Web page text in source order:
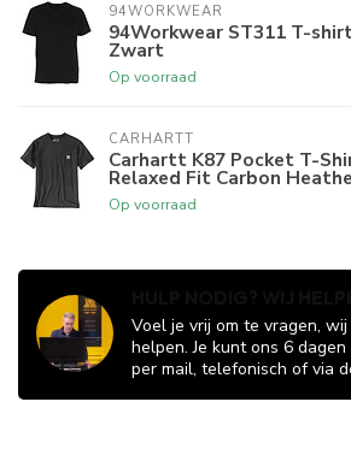
94WORKWEAR
94Workwear ST311 T-
Zwart
Op voorraad
CARHARTT
Carhartt K87 Pocket T-
Relaxed Fit Carbon
Op voorraad
Voel je vrij om te vragen,
helpen. Je kunt ons 6
per mail, telefonisch of via